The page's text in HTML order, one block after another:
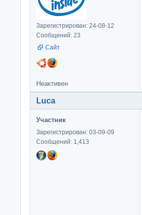
Зарегистрирован: 24-08-12
Сообщений: 23
Сайт
Неактивен
Luca
Участник
Зарегистрирован: 03-09-09
Сообщений: 1,413